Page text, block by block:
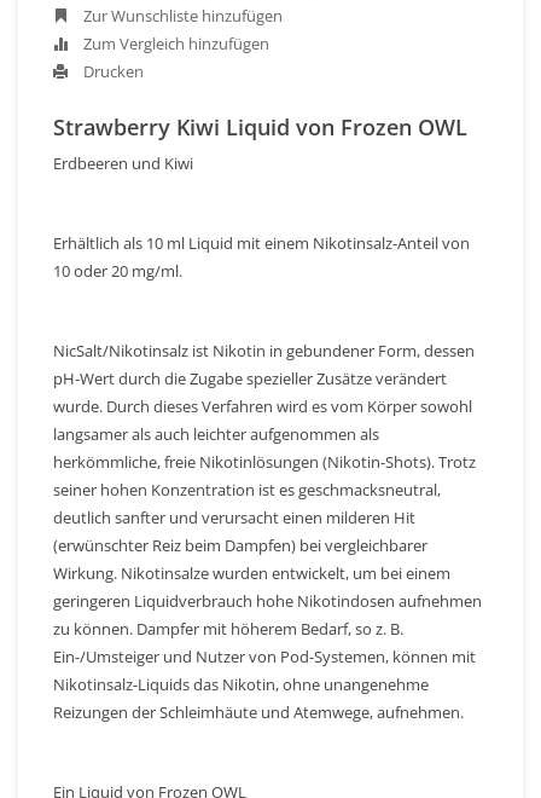
Zur Wunschliste hinzufügen
Zum Vergleich hinzufügen
Drucken
Strawberry Kiwi Liquid von Frozen OWL
Erdbeeren und Kiwi
Erhältlich als 10 ml Liquid mit einem Nikotinsalz-Anteil von
10 oder 20 mg/ml.
NicSalt/Nikotinsalz ist Nikotin in gebundener Form, dessen
pH-Wert durch die Zugabe spezieller Zusätze verändert
wurde. Durch dieses Verfahren wird es vom Körper sowohl
langsamer als auch leichter aufgenommen als
herkömmliche, freie Nikotinlösungen (Nikotin-Shots). Trotz
seiner hohen Konzentration ist es geschmacksneutral,
deutlich sanfter und verursacht einen milderen Hit
(erwünschter Reiz beim Dampfen) bei vergleichbarer
Wirkung. Nikotinsalze wurden entwickelt, um bei einem
geringeren Liquidverbrauch hohe Nikotindosen aufnehmen
zu können. Dampfer mit höherem Bedarf, so z. B.
Ein-/Umsteiger und Nutzer von Pod-Systemen, können mit
Nikotinsalz-Liquids das Nikotin, ohne unangenehme
Reizungen der Schleimhäute und Atemwege, aufnehmen.
Ein Liquid von Frozen OWL